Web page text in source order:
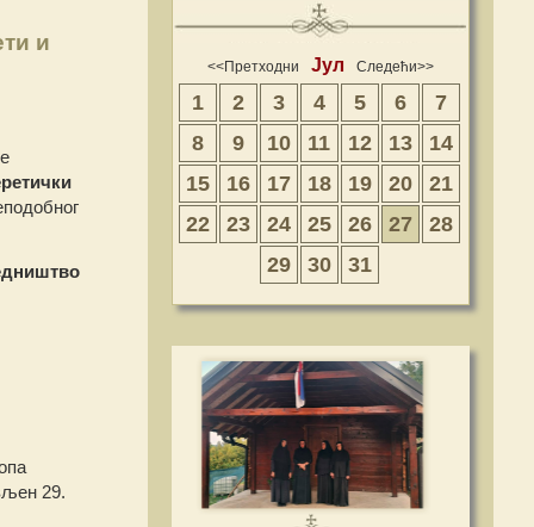
и
29.
<<Претходни Јул Следећи>>
1 2 3 4 5 6
7
8
9 10 11 12 13
14
15
16 17 18 19 20
21
22
23 24 25 26 27
28
29
30 31